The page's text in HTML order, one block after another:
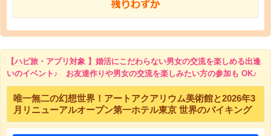
【ハピ旅・アプリ対象 】婚活にこだわらない男女の交流を楽しめる出逢
いのイベント♪ お友達作りや男女の交流を楽しみたい方の参加も OK♪
唯一無二の幻想世界！アートアクアリウム美術館と2026年3
月リニューアルオープン第一ホテル東京 世界のバイキング